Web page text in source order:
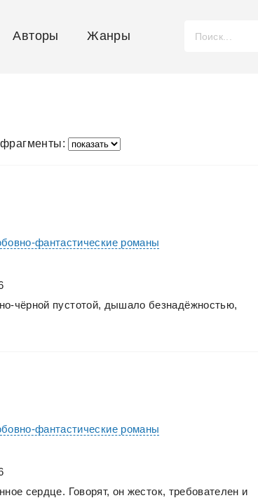
Авторы Жанры
фантастические романы
чёрной пустотой, дышало безнадёжностью,
фантастические романы
сердце. Говорят, он жесток, требователен и